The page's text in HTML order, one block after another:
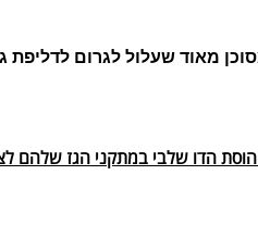
גבוהה (לחץ גז מסוכן מאוד שעלול
הדו שלבי במתקני הגז שלהם